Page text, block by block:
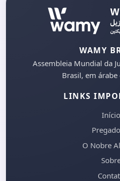
WAMY
Assembleia Mundial da
Brasil, em
LINKS
Início
O Nobre